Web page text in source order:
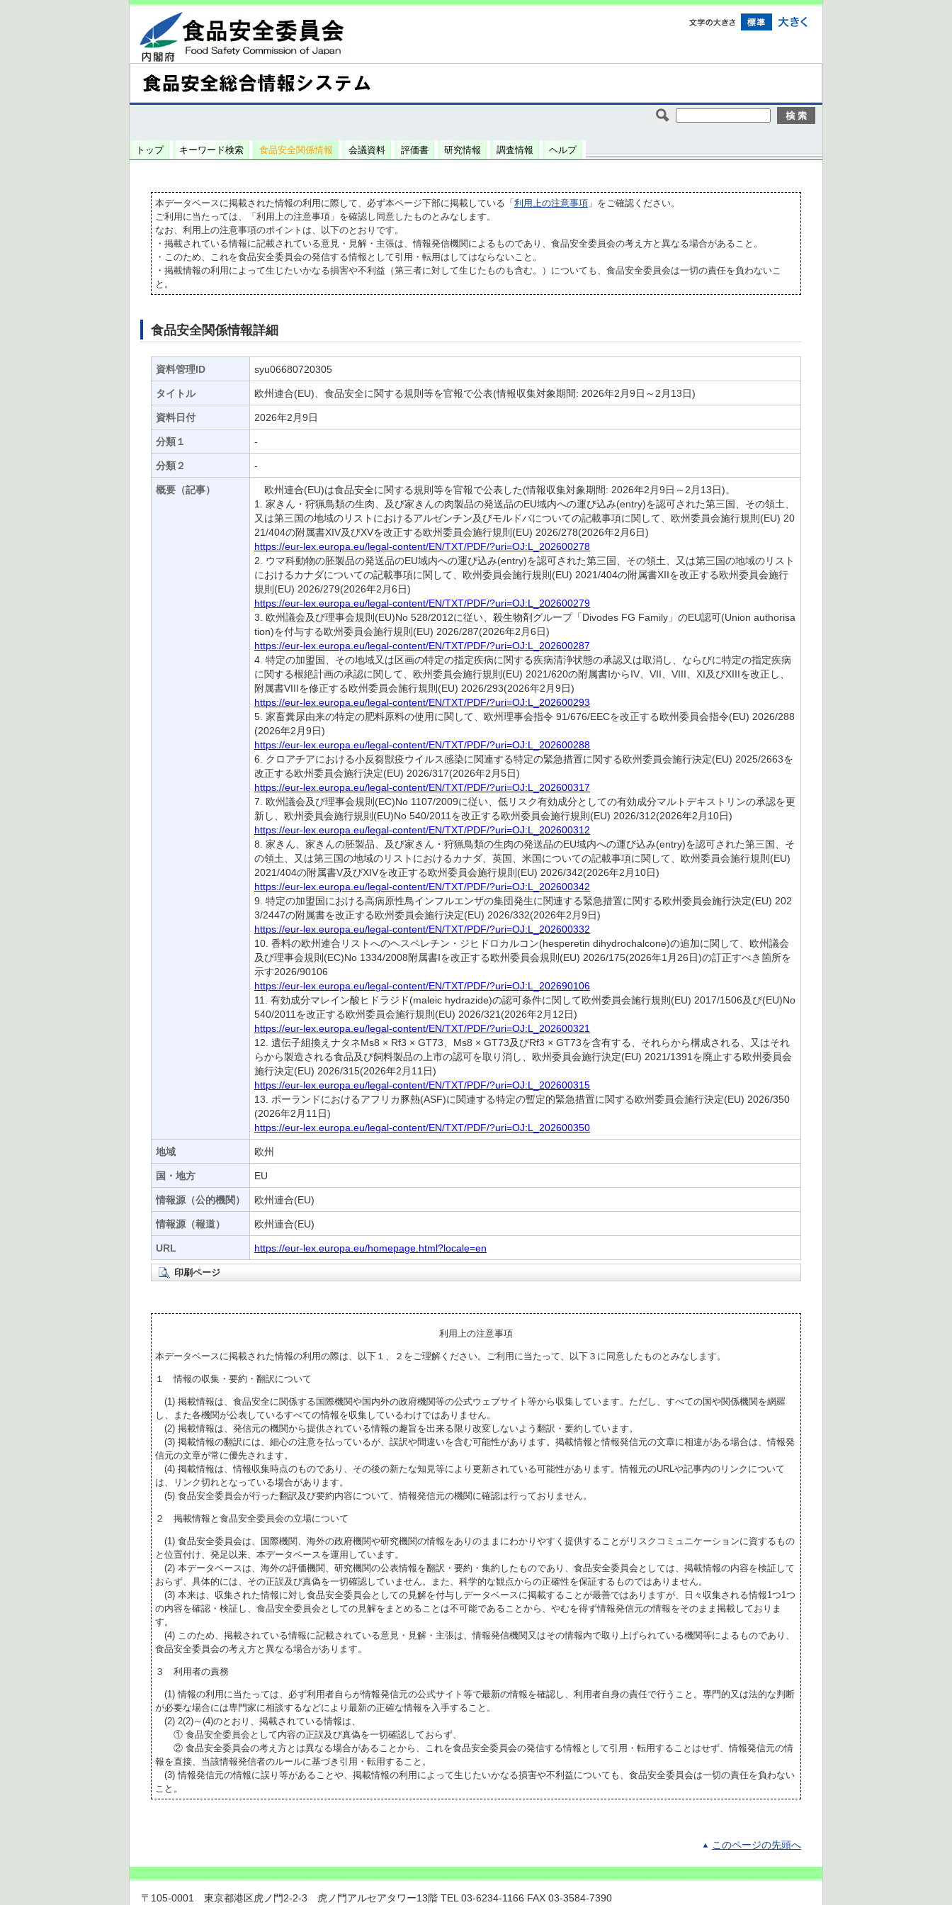
トップ キーワード検索 食品安全関係情報 会議資料 評価書 研究情報 調査情報 ヘルプ
本データベースに掲載された情報の利用に際して、必ず本ページ下部に掲載している「 利用上の注意事項 」をご確認ください。
ご利用に当たっては、「利用上の注意事項」を確認し同意したものとみなします。
なお、利用上の注意事項のポイントは、以下のとおりです。
・掲載されている情報に記載されている意見・見解・主張は、情報発信機関によるものであり、食品安全委員会の考え方と異なる場合があること。
・このため、これを食品安全委員会の発信する情報として引用・転用はしてはならないこと。
・掲載情報の利用によって生じたいかなる損害や不利益（第三者に対して生じたものも含む。）についても、食品安全委員会は一切の責任を負わないこ
と。
食品安全関係情報詳細
資料管理ID syu06680720305
タイトル 欧州連合(EU)、食品安全に関する規則等を官報で公表(情報収集対象期間: 2026年2月9日～2月13日)
資料日付 2026年2月9日
分類１ -
分類２ -
概要（記事）
欧州連合(EU)は食品安全に関する規則等を官報で公表した(情報収集対象期間: 2026年2月9日～2月13日)。
1. 家きん・狩猟鳥類の生肉、及び家きんの肉製品の発送品のEU域内への運び込み(entry)を認可された第三国、その領土、
又は第三国の地域のリストにおけるアルゼンチン及びモルドバについての記載事項に関して、欧州委員会施行規則(EU) 20
21/404の附属書XIV及びXVを改正する欧州委員会施行規則(EU) 2026/278(2026年2月6日)
https://eur-lex.europa.eu/legal-content/EN/TXT/PDF/?uri=OJ:L_202600278
2. ウマ科動物の胚製品の発送品のEU域内への運び込み(entry)を認可された第三国、その領土、又は第三国の地域のリスト
におけるカナダについての記載事項に関して、欧州委員会施行規則(EU) 2021/404の附属書XIIを改正する欧州委員会施行
規則(EU) 2026/279(2026年2月6日)
https://eur-lex.europa.eu/legal-content/EN/TXT/PDF/?uri=OJ:L_202600279
3. 欧州議会及び理事会規則(EU)No 528/2012に従い、殺生物剤グループ「Divodes FG Family」のEU認可(Union authorisa
tion)を付与する欧州委員会施行規則(EU) 2026/287(2026年2月6日)
https://eur-lex.europa.eu/legal-content/EN/TXT/PDF/?uri=OJ:L_202600287
4. 特定の加盟国、その地域又は区画の特定の指定疾病に関する疾病清浄状態の承認又は取消し、ならびに特定の指定疾病
に関する根絶計画の承認に関して、欧州委員会施行規則(EU) 2021/620の附属書IからIV、VII、VIII、XI及びXIIIを改正し、
附属書VIIIを修正する欧州委員会施行規則(EU) 2026/293(2026年2月9日)
https://eur-lex.europa.eu/legal-content/EN/TXT/PDF/?uri=OJ:L_202600293
5. 家畜糞尿由来の特定の肥料原料の使用に関して、欧州理事会指令 91/676/EECを改正する欧州委員会指令(EU) 2026/288
(2026年2月9日)
https://eur-lex.europa.eu/legal-content/EN/TXT/PDF/?uri=OJ:L_202600288
6. クロアチアにおける小反芻獣疫ウイルス感染に関連する特定の緊急措置に関する欧州委員会施行決定(EU) 2025/2663を
改正する欧州委員会施行決定(EU) 2026/317(2026年2月5日)
https://eur-lex.europa.eu/legal-content/EN/TXT/PDF/?uri=OJ:L_202600317
7. 欧州議会及び理事会規則(EC)No 1107/2009に従い、低リスク有効成分としての有効成分マルトデキストリンの承認を更
新し、欧州委員会施行規則(EU)No 540/2011を改正する欧州委員会施行規則(EU) 2026/312(2026年2月10日)
https://eur-lex.europa.eu/legal-content/EN/TXT/PDF/?uri=OJ:L_202600312
8. 家きん、家きんの胚製品、及び家きん・狩猟鳥類の生肉の発送品のEU域内への運び込み(entry)を認可された第三国、そ
の領土、又は第三国の地域のリストにおけるカナダ、英国、米国についての記載事項に関して、欧州委員会施行規則(EU)
2021/404の附属書V及びXIVを改正する欧州委員会施行規則(EU) 2026/342(2026年2月10日)
https://eur-lex.europa.eu/legal-content/EN/TXT/PDF/?uri=OJ:L_202600342
9. 特定の加盟国における高病原性鳥インフルエンザの集団発生に関連する緊急措置に関する欧州委員会施行決定(EU) 202
3/2447の附属書を改正する欧州委員会施行決定(EU) 2026/332(2026年2月9日)
https://eur-lex.europa.eu/legal-content/EN/TXT/PDF/?uri=OJ:L_202600332
10. 香料の欧州連合リストへのヘスペレチン・ジヒドロカルコン(hesperetin dihydrochalcone)の追加に関して、欧州議会
及び理事会規則(EC)No 1334/2008附属書Iを改正する欧州委員会規則(EU) 2026/175(2026年1月26日)の訂正すべき箇所を
示す2026/90106
https://eur-lex.europa.eu/legal-content/EN/TXT/PDF/?uri=OJ:L_202690106
11. 有効成分マレイン酸ヒドラジド(maleic hydrazide)の認可条件に関して欧州委員会施行規則(EU) 2017/1506及び(EU)No
540/2011を改正する欧州委員会施行規則(EU) 2026/321(2026年2月12日)
https://eur-lex.europa.eu/legal-content/EN/TXT/PDF/?uri=OJ:L_202600321
12. 遺伝子組換えナタネMs8 × Rf3 × GT73、Ms8 × GT73及びRf3 × GT73を含有する、それらから構成される、又はそれ
らから製造される食品及び飼料製品の上市の認可を取り消し、欧州委員会施行決定(EU) 2021/1391を廃止する欧州委員会
施行決定(EU) 2026/315(2026年2月11日)
https://eur-lex.europa.eu/legal-content/EN/TXT/PDF/?uri=OJ:L_202600315
13. ポーランドにおけるアフリカ豚熱(ASF)に関連する特定の暫定的緊急措置に関する欧州委員会施行決定(EU) 2026/350
(2026年2月11日)
https://eur-lex.europa.eu/legal-content/EN/TXT/PDF/?uri=OJ:L_202600350
地域 欧州
国・地方 EU
情報源（公的機関） 欧州連合(EU)
情報源（報道） 欧州連合(EU)
URL https://eur-lex.europa.eu/homepage.html?locale=en
印刷ページ
利用上の注意事項
本データベースに掲載された情報の利用の際は、以下１、２をご理解ください。ご利用に当たって、以下３に同意したものとみなします。
１ 情報の収集・要約・翻訳について
(1) 掲載情報は、食品安全に関係する国際機関や国内外の政府機関等の公式ウェブサイト等から収集しています。ただし、すべての国や関係機関を網羅
し、また各機関が公表しているすべての情報を収集しているわけではありません。
(2) 掲載情報は、発信元の機関から提供されている情報の趣旨を出来る限り改変しないよう翻訳・要約しています。
(3) 掲載情報の翻訳には、細心の注意を払っているが、誤訳や間違いを含む可能性があります。掲載情報と情報発信元の文章に相違がある場合は、情報発
信元の文章が常に優先されます。
(4) 掲載情報は、情報収集時点のものであり、その後の新たな知見等により更新されている可能性があります。情報元のURLや記事内のリンクについて
は、リンク切れとなっている場合があります。
(5) 食品安全委員会が行った翻訳及び要約内容について、情報発信元の機関に確認は行っておりません。
２ 掲載情報と食品安全委員会の立場について
(1) 食品安全委員会は、国際機関、海外の政府機関や研究機関の情報をありのままにわかりやすく提供することがリスクコミュニケーションに資するもの
と位置付け、発足以来、本データベースを運用しています。
(2) 本データベースは、海外の評価機関、研究機関の公表情報を翻訳・要約・集約したものであり、食品安全委員会としては、掲載情報の内容を検証して
おらず、具体的には、その正誤及び真偽を一切確認していません。また、科学的な観点からの正確性を保証するものではありません。
(3) 本来は、収集された情報に対し食品安全委員会としての見解を付与しデータベースに掲載することが最善ではありますが、日々収集される情報1つ1つ
の内容を確認・検証し、食品安全委員会としての見解をまとめることは不可能であることから、やむを得ず情報発信元の情報をそのまま掲載しておりま
す。
(4) このため、掲載されている情報に記載されている意見・見解・主張は、情報発信機関又はその情報内で取り上げられている機関等によるものであり、
食品安全委員会の考え方と異なる場合があります。
３ 利用者の責務
(1) 情報の利用に当たっては、必ず利用者自らが情報発信元の公式サイト等で最新の情報を確認し、利用者自身の責任で行うこと。専門的又は法的な判断
が必要な場合には専門家に相談するなどにより最新の正確な情報を入手すること。
(2) 2(2)～(4)のとおり、掲載されている情報は、
① 食品安全委員会として内容の正誤及び真偽を一切確認しておらず、
② 食品安全委員会の考え方とは異なる場合があることから、これを食品安全委員会の発信する情報として引用・転用することはせず、情報発信元の情
報を直接、当該情報発信者のルールに基づき引用・転用すること。
(3) 情報発信元の情報に誤り等があることや、掲載情報の利用によって生じたいかなる損害や不利益についても、食品安全委員会は一切の責任を負わない
こと。
このページの先頭へ
〒105-0001 東京都港区虎ノ門2-2-3 虎ノ門アルセアタワー13階 TEL 03-6234-1166 FAX 03-3584-7390